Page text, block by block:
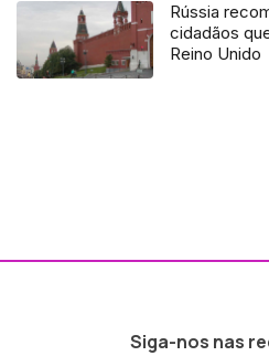
Rússia
cidadãos
Reino Unido
Siga-nos nas